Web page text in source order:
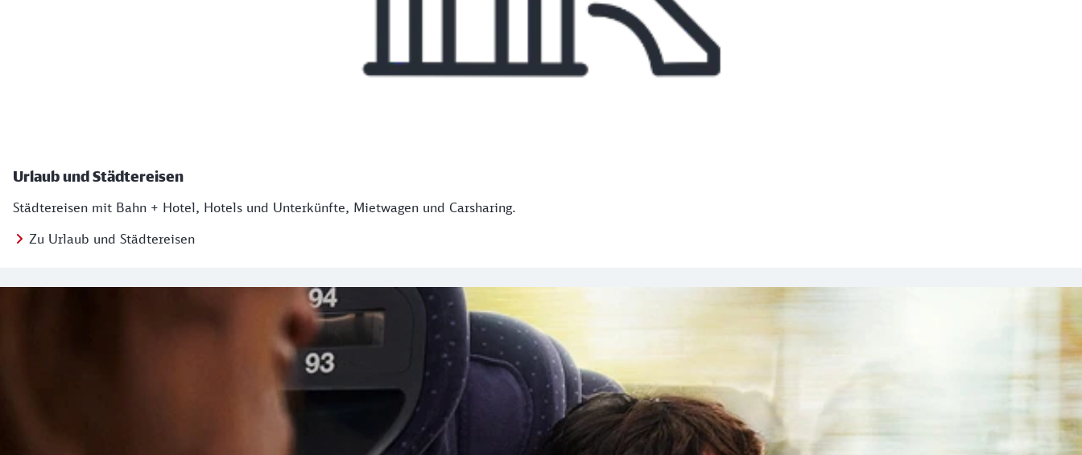
Urlaub und Städtereisen
Städtereisen mit Bahn + Hotel, Hotels und Unterkünfte, Mietwagen und Carsharing.
Zu Urlaub und Städtereisen